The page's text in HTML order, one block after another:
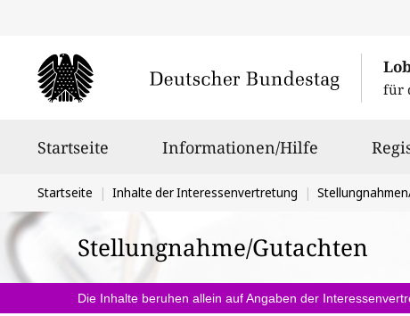
für
Startseite Informationen/Hilfe
Sie
befinden
sich
hier:
Startseite Inhalte der Interessenvertretung
Stellungnahme/Gutachten
Die Inhalte beruhen allein auf Angaben der